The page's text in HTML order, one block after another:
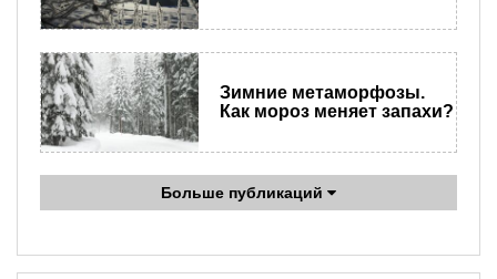
Зимние метаморфозы.
Как мороз меняет запахи?
Больше публикаций